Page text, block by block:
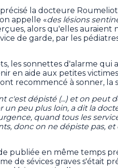
précisé la docteure
appelle «des lésions
alors qu'elles
de garde, par les
les sonnettes d'alarme qui
en aide aux petites
recommencé à sonner, la
c'est dépisté (...) et on peut
un peu plus loin, a dit la
quand tous les
donc on ne dépiste pas,
publiée en même temps
de sévices graves s'était